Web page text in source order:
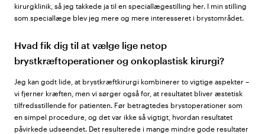
kirurgklinik, så jeg takkede ja til en speciallægestilling her. I min stilling
som speciallæge blev jeg mere og mere interesseret i brystområdet.
Hvad fik dig til at vælge lige netop
brystkræftoperationer og onkoplastisk kirurgi?
Jeg kan godt lide, at brystkræftkirurgi kombinerer to vigtige aspekter –
vi fjerner kræften, men vi sørger også for, at resultatet bliver æstetisk
tilfredsstillende for patienten. Før betragtedes brystoperationer som
en simpel procedure, og det var ikke så vigtigt, hvordan resultatet
påvirkede udseendet. Det resulterede i mange mindre gode resultater